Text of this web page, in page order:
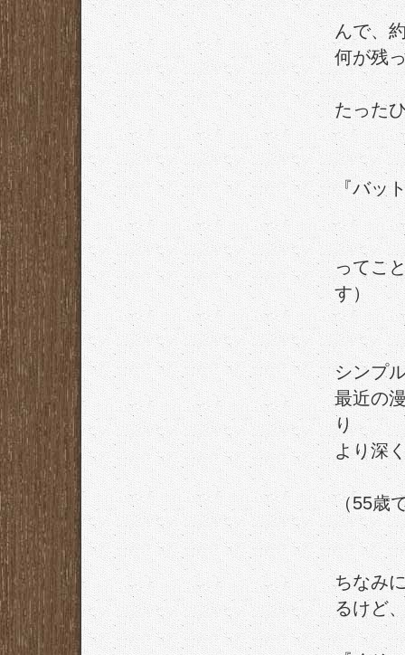
んで、
何が残
たった
『バッ
ってこ
す）
シンプ
最近の
り
より深
（55歳
ちなみ
るけど